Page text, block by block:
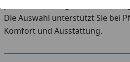
Die Auswahl unterstützt Sie bei
Komfort und Ausstattung.